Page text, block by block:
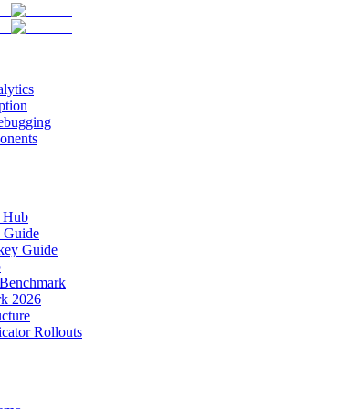
Hub
Guide
Guide
2026
Rollouts